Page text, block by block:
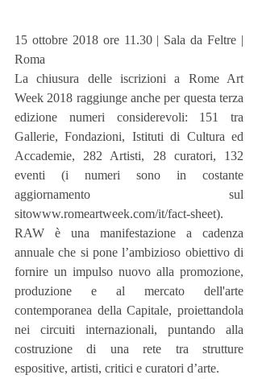
15 ottobre 2018 ore 11.30 | Sala da Feltre |
Roma
La chiusura delle iscrizioni a Rome Art
Week 2018 raggiunge anche per questa terza
edizione numeri considerevoli: 151 tra
Gallerie, Fondazioni, Istituti di Cultura ed
Accademie, 282 Artisti, 28 curatori, 132
eventi (i numeri sono in costante
aggiornamento sul
sitowww.romeartweek.com/it/fact-sheet).
RAW è una manifestazione a cadenza
annuale che si pone l’ambizioso obiettivo di
fornire un impulso nuovo alla promozione,
produzione e al mercato dell'arte
contemporanea della Capitale, proiettandola
nei circuiti internazionali, puntando alla
costruzione di una rete tra strutture
espositive, artisti, critici e curatori d’arte.